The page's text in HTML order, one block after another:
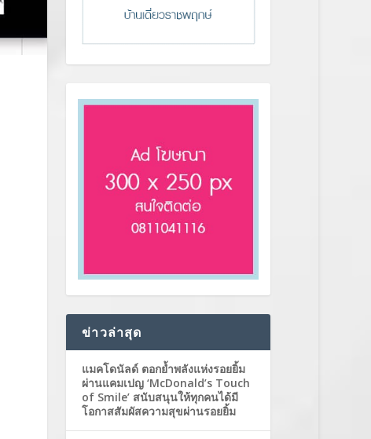
ข่าวล่าสุด
แมคโดนัลด์ ตอกย้ำพลังแห่งรอยยิ้ม
ผ่านแคมเปญ ‘McDonald’s Touch
of Smile’ สนับสนุนให้ทุกคนได้มี
โอกาสสัมผัสความสุขผ่านรอยยิ้ม